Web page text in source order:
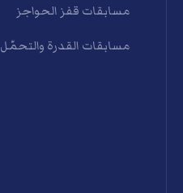
مسابقات قفز الحواجز
مسابقات القدرة والتحمّل